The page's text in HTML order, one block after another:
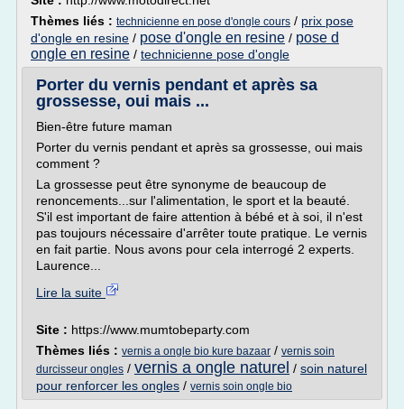
Thèmes liés : technicienne en pose d'ongle cours / prix pose
d'ongle en resine / pose d'ongle en resine / pose d
ongle en resine / technicienne pose d'ongle
Porter du vernis pendant et après sa
grossesse, oui mais ...
Bien-être future maman
Porter du vernis pendant et après sa grossesse, oui mais
comment ?
La grossesse peut être synonyme de beaucoup de
renoncements...sur l'alimentation, le sport et la beauté.
S'il est important de faire attention à bébé et à soi, il n'est
pas toujours nécessaire d'arrêter toute pratique. Le vernis
en fait partie. Nous avons pour cela interrogé 2 experts.
Laurence...
Lire la suite
Site : https://www.mumtobeparty.com
Thèmes liés : vernis a ongle bio kure bazaar / vernis soin
durcisseur ongles / vernis a ongle naturel / soin naturel
pour renforcer les ongles / vernis soin ongle bio